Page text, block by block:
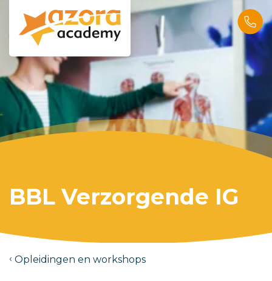
BBL Verzorgende IG
Opleidingen en workshops